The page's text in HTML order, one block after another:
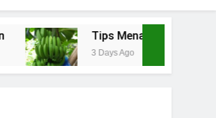
Menanam Pisang : Pentingnya
Days Ago